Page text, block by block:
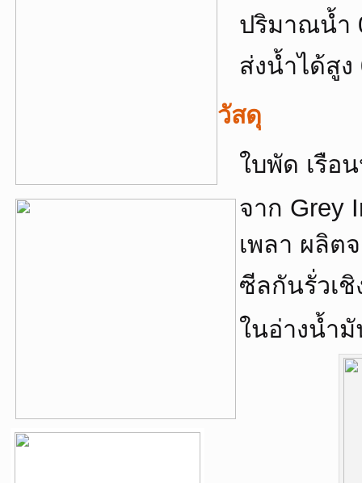
ปริมาณน้ำ
ส่งน้ำได้สูง
วัสดุ
ใบพัด เรือ
จาก Grey
เพลา ผลิต
ซีลกันรั่วเ
ในอ่างน้ำมั